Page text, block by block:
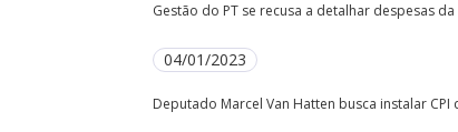
Gestão do PT se recusa a detalhar despesas
04/01/2023
Deputado Marcel Van Hatten busca instalar